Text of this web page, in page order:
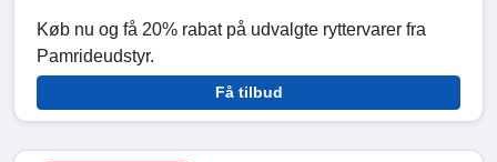
Køb nu og få 20% rabat på udvalgte ryttervarer fra
Pamrideudstyr.
Få tilbud